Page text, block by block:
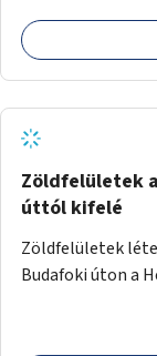
Zöldfelületek
úttól kifelé
Zöldfelületek
Budafoki úton a